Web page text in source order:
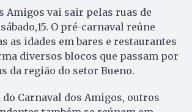
Amigos vai sair pelas ruas de
O pré-carnaval reúne
as idades em bares e restaurantes
diversos blocos que passam por
da região do setor Bueno.
do Carnaval dos Amigos, outros